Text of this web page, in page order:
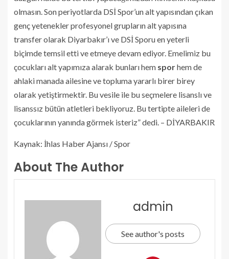
olmasın. Son periyotlarda DSİ Spor’un alt yapısından çıkan
genç yetenekler profesyonel grupların alt yapısına
transfer olarak Diyarbakır’ı ve DSİ Sporu en yeterli
biçimde temsil etti ve etmeye devam ediyor. Emelimiz bu
çocukları alt yapımıza alarak bunları hem sporhem de
ahlaki manada ailesine ve topluma yararlı birer birey
olarak yetiştirmektir. Bu vesile ile bu seçmelere lisanslı ve
lisanssız bütün atletleri bekliyoruz. Bu tertipte aileleri de
çocuklarının yanında görmek isteriz” dedi. – DİYARBAKIR
Kaynak: İhlas Haber Ajansı / Spor
About The Author
admin
See author's posts